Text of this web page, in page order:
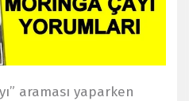
araması yaparken